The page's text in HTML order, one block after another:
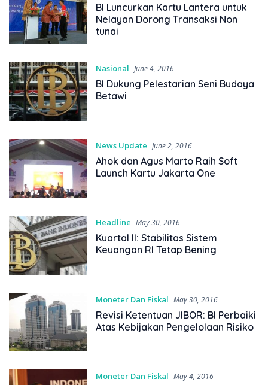
BI Luncurkan Kartu Lantera untuk
Nelayan Dorong Transaksi Non
tunai
Nasional June 4, 2016
BI Dukung Pelestarian Seni Budaya
Betawi
News Update June 2, 2016
Ahok dan Agus Marto Raih Soft
Launch Kartu Jakarta One
Headline May 30, 2016
Kuartal II: Stabilitas Sistem
Keuangan RI Tetap Bening
Moneter Dan Fiskal May 30, 2016
Revisi Ketentuan JIBOR: BI Perbaiki
Atas Kebijakan Pengelolaan Risiko
Moneter Dan Fiskal May 4, 2016